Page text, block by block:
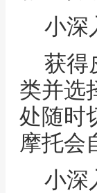
小深
获得
类并选
处随时
摩托会
小深